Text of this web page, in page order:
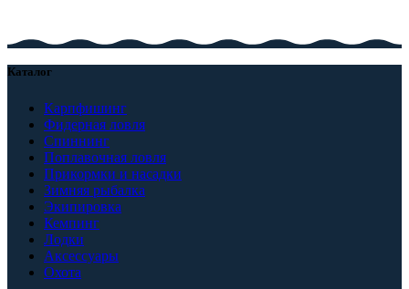
Каталог
Карпфишинг
Фидерная ловля
Спиннинг
Поплавочная ловля
Прикормки и насадки
Зимняя рыбалка
Экипировка
Кемпинг
Лодки
Аксессуары
Охота